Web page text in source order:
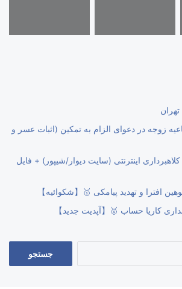
زوجه در دعوای الزام به تمکین (اثبات عسر و
کلاهبرداری اینترنتی (سایت دیوار/شیپور) + فایل
افترا و تهدید پیامکی 🥇【شکوائیه】
کاریا حساب 🥇【آپدیت جدید】